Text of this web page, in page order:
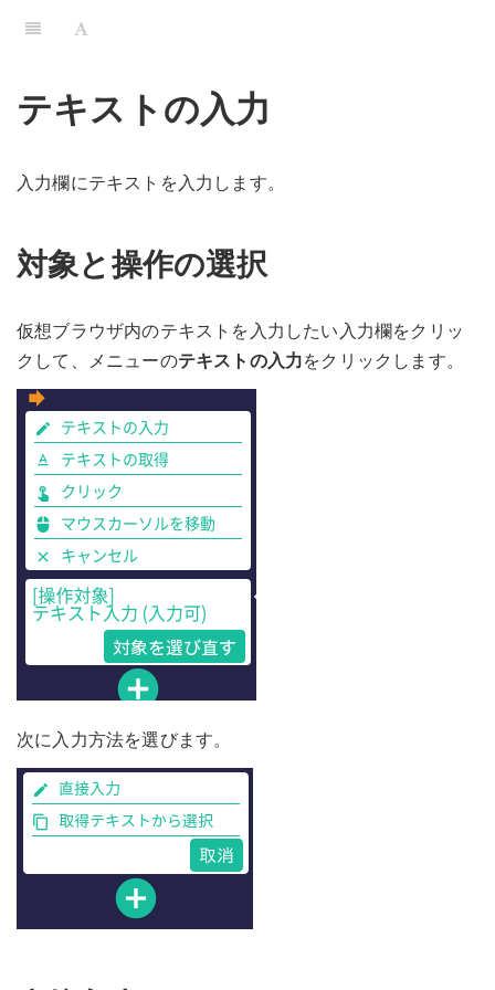
テキストの入力
入力欄にテキストを入力します。
対象と操作の選択
仮想ブラウザ内のテキストを入力したい入力欄をクリッ
クして、メニューのテキストの入力をクリックします。
次に入力方法を選びます。